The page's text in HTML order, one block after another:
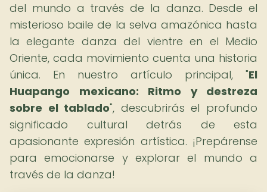
del mundo a través de la danza. Desde el
misterioso baile de la selva amazónica hasta
la elegante danza del vientre en el Medio
Oriente, cada movimiento cuenta una historia
única. En nuestro artículo principal, "El
Huapango mexicano: Ritmo y destreza
sobre el tablado", descubrirás el profundo
significado cultural detrás de esta
apasionante expresión artística. ¡Prepárense
para emocionarse y explorar el mundo a
través de la danza!